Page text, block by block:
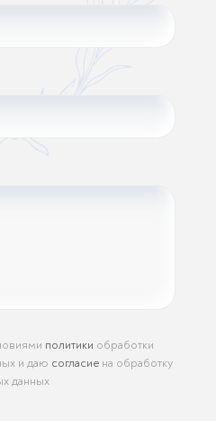
политики обработки
и даю согласие на обработку
данных